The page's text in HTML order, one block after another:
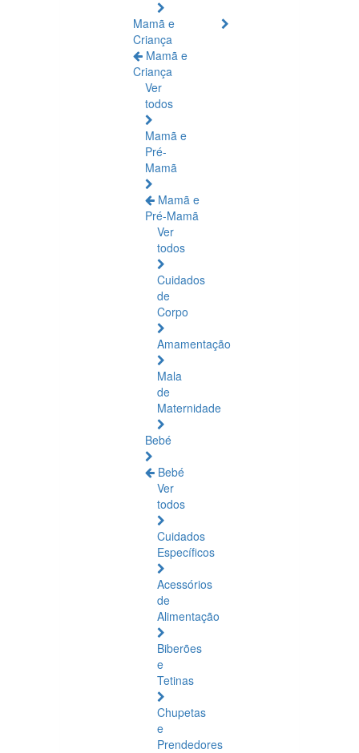
Mamã e
Criança
Mamã e
Criança
Ver
todos
Mamã e
Pré-
Mamã
Mamã e
Pré-Mamã
Ver
todos
Cuidados
de
Corpo
Amamentação
Mala
de
Maternidade
Bebé
Bebé
Ver
todos
Cuidados
Específicos
Acessórios
de
Alimentação
Biberões
e
Tetinas
Chupetas
e
Prendedores